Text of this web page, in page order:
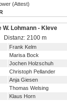
(Attest)
Lohmann - Kleve
Distanz: 2100 m
Frank Kelm
Marisa Bock
Jochen Holzschuh
Christoph Pellander
Anja Giesen
Thomas Welsing
Klaus Horn